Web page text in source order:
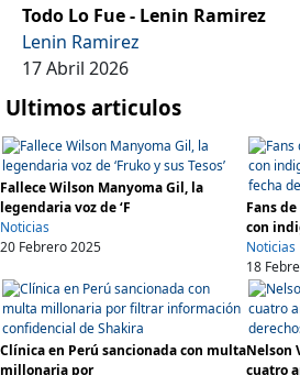
Todo Lo Fue - Lenin Ramirez
Lenin Ramirez
17 Abril 2026
Ultimos articulos
Fallece Wilson Manyoma Gil, la
legendaria voz de ‘F
Noticias
20 Febrero 2025
Fans
con
Noticias
18
Clínica en Perú sancionada con multa
millonaria por
Nelson
cuatro